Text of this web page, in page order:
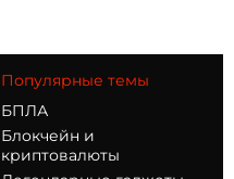
Популярные темы
БПЛА
Блокчейн и
криптовалюты